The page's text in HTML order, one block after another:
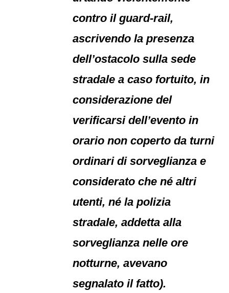
contro il guard-rail,
ascrivendo la presenza
dell’ostacolo sulla sede
stradale a caso fortuito, in
considerazione del
verificarsi dell’evento in
orario non coperto da turni
ordinari di sorveglianza e
considerato che né altri
utenti, né la polizia
stradale, addetta alla
sorveglianza nelle ore
notturne, avevano
segnalato il fatto).